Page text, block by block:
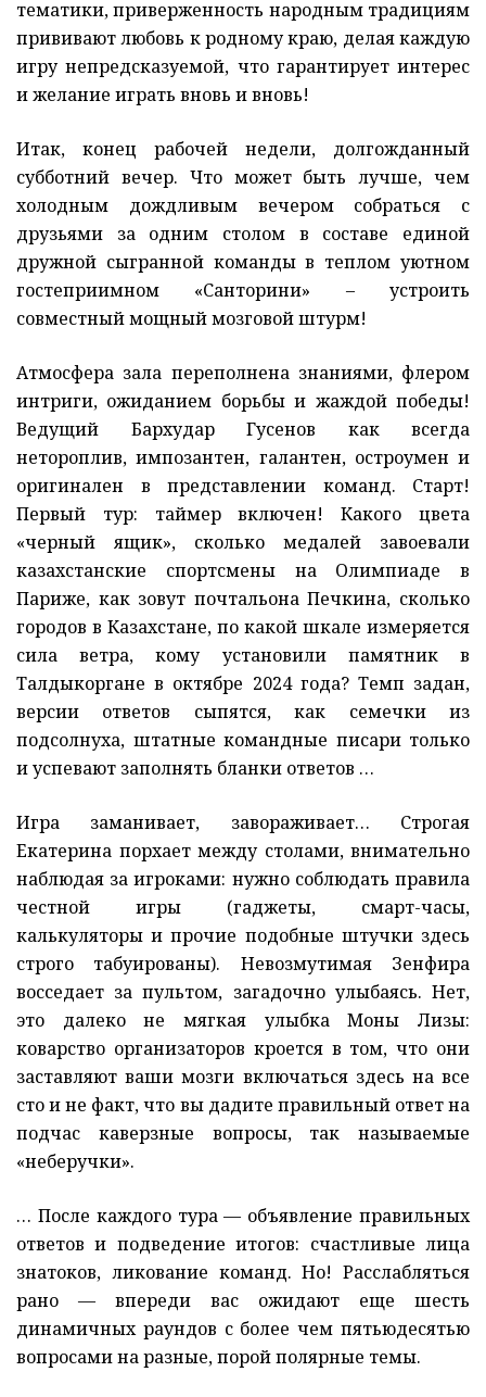
тематики, приверженность народным традициям
прививают любовь к родному краю, делая каждую
игру непредсказуемой, что гарантирует интерес
и желание играть вновь и вновь!
Итак, конец рабочей недели, долгожданный
субботний вечер. Что может быть лучше, чем
холодным дождливым вечером собраться с
друзьями за одним столом в составе единой
дружной сыгранной команды в теплом уютном
гостеприимном «Санторини» – устроить
совместный мощный мозговой штурм!
Атмосфера зала переполнена знаниями, флером
интриги, ожиданием борьбы и жаждой победы!
Ведущий Бархудар Гусенов как всегда
нетороплив, импозантен, галантен, остроумен и
оригинален в представлении команд. Старт!
Первый тур: таймер включен! Какого цвета
«черный ящик», сколько медалей завоевали
казахстанские спортсмены на Олимпиаде в
Париже, как зовут почтальона Печкина, сколько
городов в Казахстане, по какой шкале измеряется
сила ветра, кому установили памятник в
Талдыкоргане в октябре 2024 года? Темп задан,
версии ответов сыпятся, как семечки из
подсолнуха, штатные командные писари только
и успевают заполнять бланки ответов …
Игра заманивает, завораживает… Строгая
Екатерина порхает между столами, внимательно
наблюдая за игроками: нужно соблюдать правила
честной игры (гаджеты, смарт-часы,
калькуляторы и прочие подобные штучки здесь
строго табуированы). Невозмутимая Зенфира
восседает за пультом, загадочно улыбаясь. Нет,
это далеко не мягкая улыбка Моны Лизы:
коварство организаторов кроется в том, что они
заставляют ваши мозги включаться здесь на все
сто и не факт, что вы дадите правильный ответ на
подчас каверзные вопросы, так называемые
«неберучки».
… После каждого тура — объявление правильных
ответов и подведение итогов: счастливые лица
знатоков, ликование команд. Но! Расслабляться
рано — впереди вас ожидают еще шесть
динамичных раундов с более чем пятьюдесятью
вопросами на разные, порой полярные темы.